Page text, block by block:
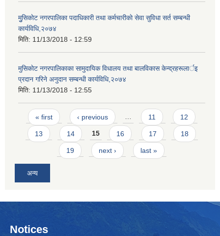
मुुसिकाेट नगरपालिका पदाधिकारी तथा कर्मचारीकाे सेवा सुविधा सर्त सम्बन्धी
कार्यविधि,२०७४
मिति: 11/13/2018 - 12:59
मुसिकाेट नगरपालिकाका सामुदायिक विधालय तथा बालविकास केन्द्रहरूलार्इ
प्रदान गरिने अनुदान सम्बन्धी कार्यविधि,२०७४
मिति: 11/13/2018 - 12:55
Pages
« first ‹ previous … 11 12
13 14 15 16 17 18
19 next › last »
अन्य
Notices